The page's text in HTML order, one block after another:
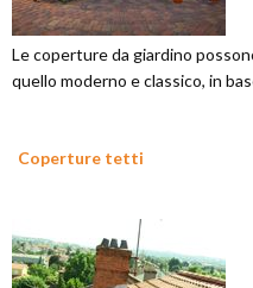
Le coperture da giardino
quello moderno e classico, in
Coperture tetti